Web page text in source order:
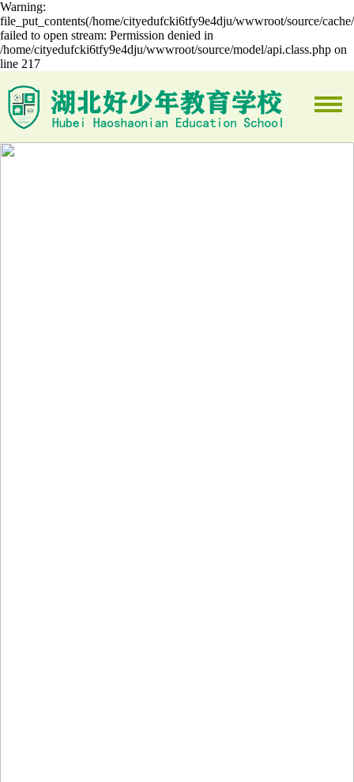
Warning:
file_put_contents(/home/cityedufcki6tfy9e4dju/wwwroot/source/
failed to open stream: Permission denied in
/home/cityedufcki6tfy9e4dju/wwwroot/source/model/api.class.php on
line 217